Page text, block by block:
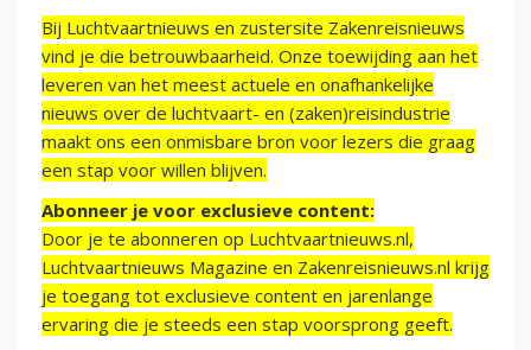
Bij Luchtvaartnieuws en zustersite Zakenreisnieuws
vind je die betrouwbaarheid. Onze toewijding aan het
leveren van het meest actuele en onafhankelijke
nieuws over de luchtvaart- en (zaken)reisindustrie
maakt ons een onmisbare bron voor lezers die graag
een stap voor willen blijven.
Abonneer je voor exclusieve content:
Door je te abonneren op Luchtvaartnieuws.nl,
Luchtvaartnieuws Magazine en Zakenreisnieuws.nl krijg
je toegang tot exclusieve content en jarenlange
ervaring die je steeds een stap voorsprong geeft.